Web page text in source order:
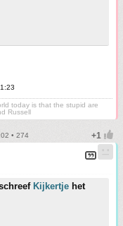
today is that the stupid are
Russell
• 274
Kijkertje het